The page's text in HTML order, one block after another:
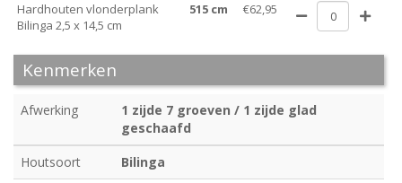
Hardhouten vlonderplank
Bilinga 2,5 x 14,5 cm
515 cm €62,95
Kenmerken
Afwerking
1 zijde 7 groeven / 1 zijde glad
geschaafd
Houtsoort
Bilinga